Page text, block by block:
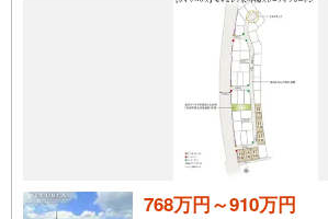
768万円～910万円